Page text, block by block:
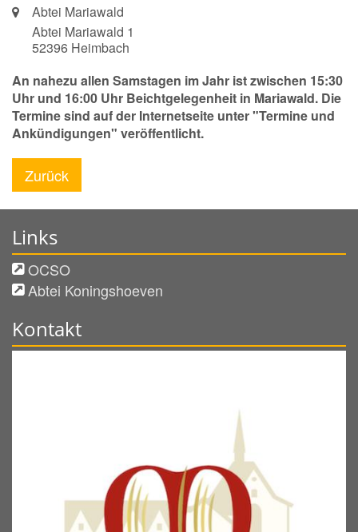
Ort: Abtei Mariawald
Abtei Mariawald 1
52396 Heimbach
An nahezu allen Samstagen im Jahr ist zwischen 15:30
Uhr und 16:00 Uhr Beichtgelegenheit in Mariawald. Die
Termine sind auf der Internetseite unter "Termine und
Ankündigungen" veröffentlicht.
Zurück
Links
OCSO
Abtei Koningshoeven
Kontakt